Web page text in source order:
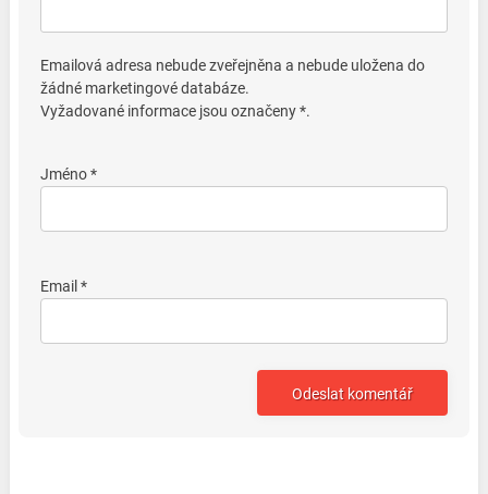
Emailová adresa nebude zveřejněna a nebude uložena do
žádné marketingové databáze.
Vyžadované informace jsou označeny *.
Jméno *
Email *